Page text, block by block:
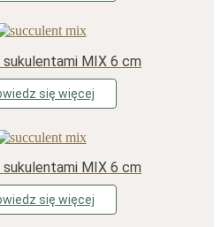
sukulentami MIX 6 cm
się więcej
sukulentami MIX 6 cm
się więcej